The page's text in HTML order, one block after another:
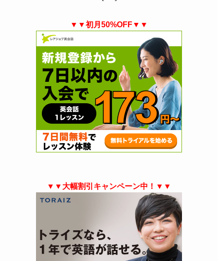
▼▼初月50%OFF▼▼
▼▼大幅割引キャンペーン中！▼▼